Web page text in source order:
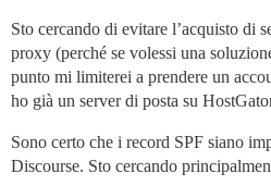
Sto cercando di evitare l’acquisto di
proxy (perché se volessi una
punto mi limiterei a prendere un
ho già un server di posta su
Sono certo che i record SPF siano
Discourse. Sto cercando